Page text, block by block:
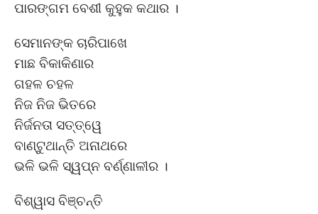
ପାରଙ୍ଗମ ବେଶୀ କୁହୁକ କଥାର ।
ସେମାନଙ୍କ ଚାରିପାଖେ
ମାଛ ବିକାକିଣାର
ଗହଳ ଚହଳ
ନିଜ ନିଜ ଭିତରେ
ନିର୍ଜନତା ସତ୍ତ୍ୱେ
ବାଣ୍ଟୁଥାନ୍ତି ଅନାଥରେ
ଭଳି ଭଳି ସ୍ୱପ୍ନ ବର୍ଣ୍ଣାଳୀର ।
ବିଶ୍ୱାସ ବିଞ୍ଚନ୍ତି